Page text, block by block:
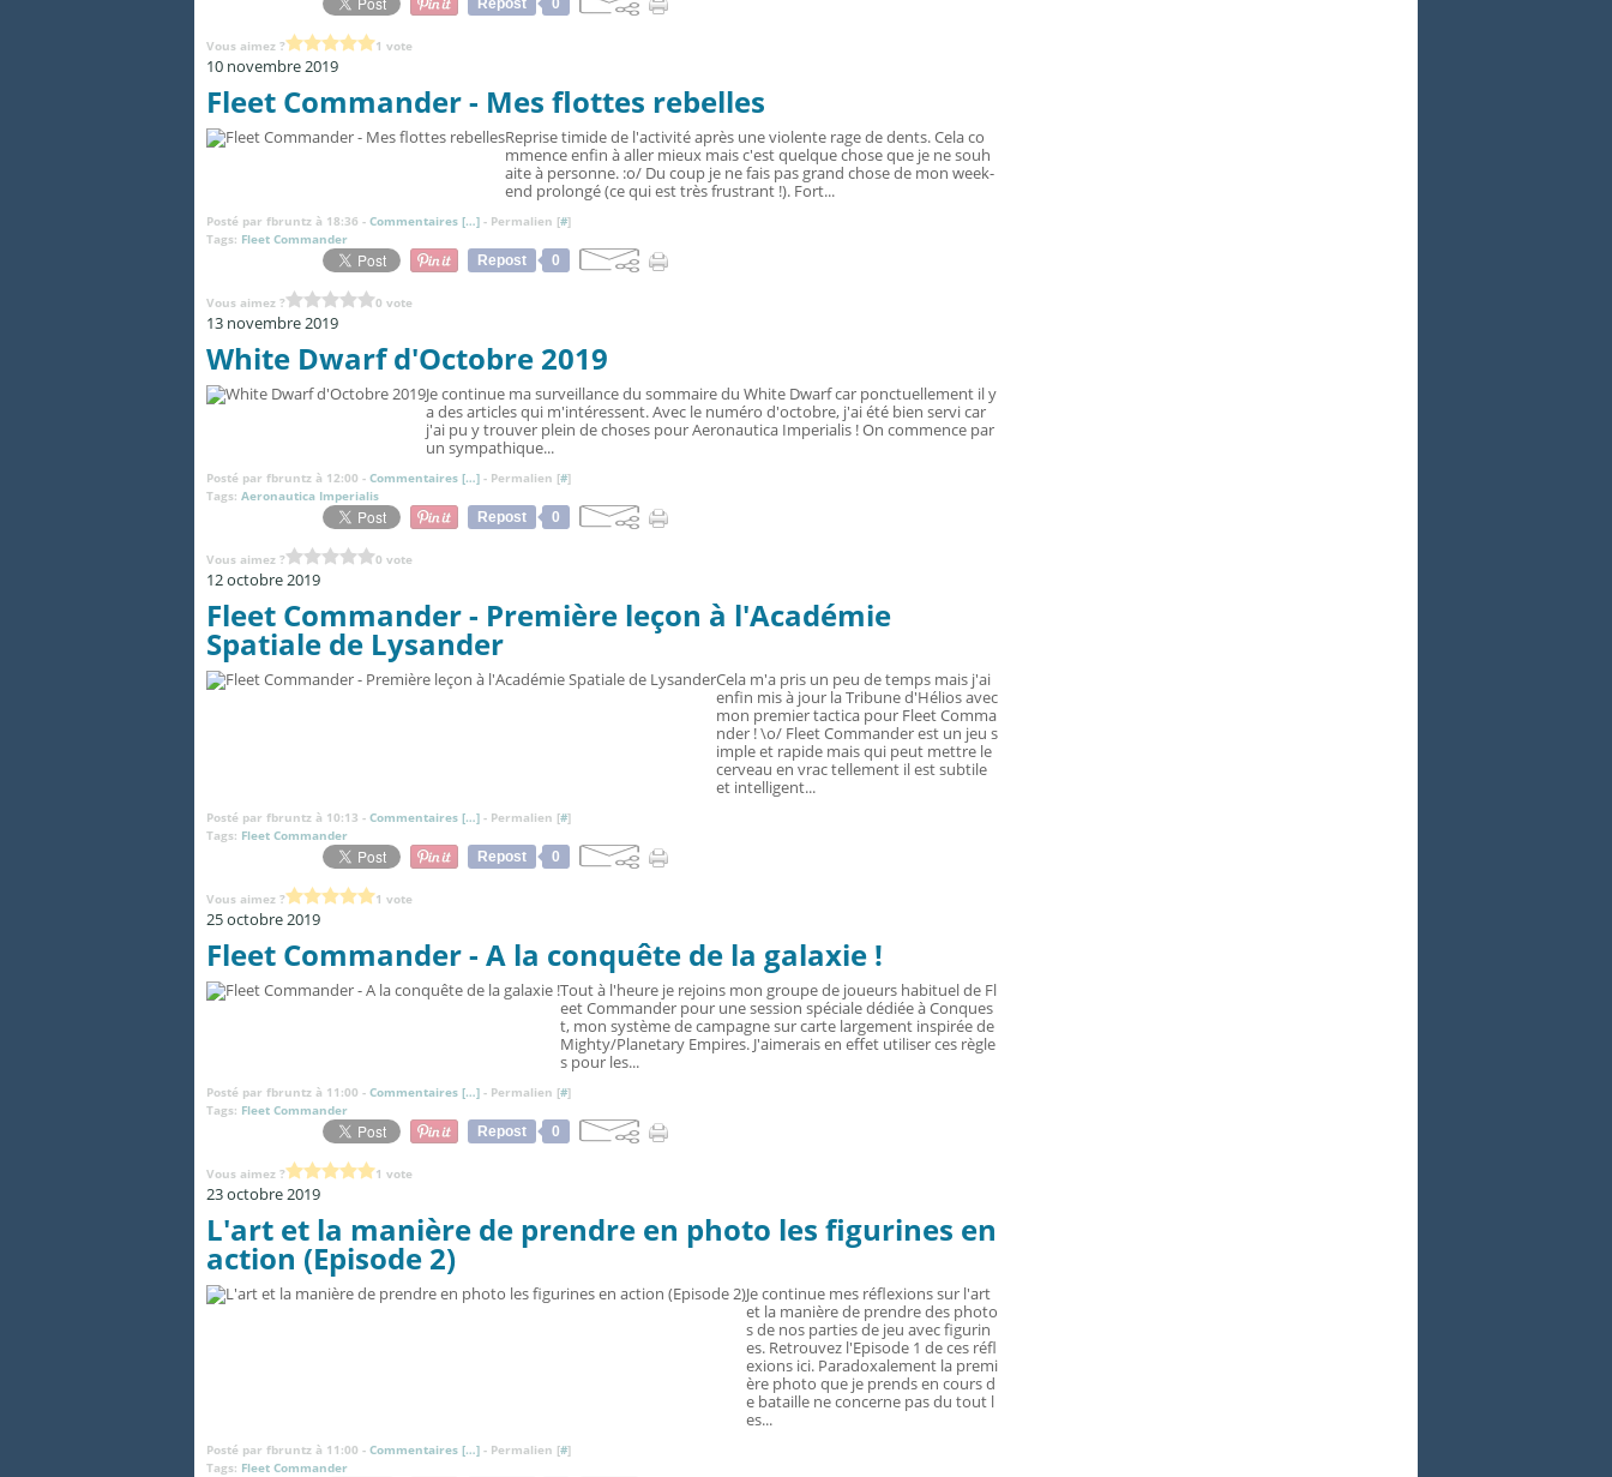
Repost
0
Vous aimez ? 1 vote
10 novembre 2019
Fleet Commander - Mes flottes rebelles
Reprise timide de l'activité après une violente rage de dents. Cela co
mmence enfin à aller mieux mais c'est quelque chose que je ne souh
aite à personne. :o/ Du coup je ne fais pas grand chose de mon week-
end prolongé (ce qui est très frustrant !). Fort...
Posté par fbruntz à 18:36 - Commentaires […] - Permalien [#]
Tags: Fleet Commander
Repost
0
Vous aimez ? 0 vote
13 novembre 2019
White Dwarf d'Octobre 2019
Je continue ma surveillance du sommaire du White Dwarf car ponctuellement il y
a des articles qui m'intéressent. Avec le numéro d'octobre, j'ai été bien servi car
j'ai pu y trouver plein de choses pour Aeronautica Imperialis ! On commence par
un sympathique...
Posté par fbruntz à 12:00 - Commentaires […] - Permalien [#]
Tags: Aeronautica Imperialis
Repost
0
Vous aimez ? 0 vote
12 octobre 2019
Fleet Commander - Première leçon à l'Académie
Spatiale de Lysander
Cela m'a pris un peu de temps mais j'ai
enfin mis à jour la Tribune d'Hélios avec
mon premier tactica pour Fleet Comma
nder ! \o/ Fleet Commander est un jeu s
imple et rapide mais qui peut mettre le
cerveau en vrac tellement il est subtile
et intelligent...
Posté par fbruntz à 10:13 - Commentaires […] - Permalien [#]
Tags: Fleet Commander
Repost
0
Vous aimez ? 1 vote
25 octobre 2019
Fleet Commander - A la conquête de la galaxie !
Tout à l'heure je rejoins mon groupe de joueurs habituel de Fl
eet Commander pour une session spéciale dédiée à Conques
t, mon système de campagne sur carte largement inspirée de
Mighty/Planetary Empires. J'aimerais en effet utiliser ces règle
s pour les...
Posté par fbruntz à 11:00 - Commentaires […] - Permalien [#]
Tags: Fleet Commander
Repost
0
Vous aimez ? 1 vote
23 octobre 2019
L'art et la manière de prendre en photo les figurines en
action (Episode 2)
Je continue mes réflexions sur l'art
et la manière de prendre des photo
s de nos parties de jeu avec figurin
es. Retrouvez l'Episode 1 de ces réfl
exions ici. Paradoxalement la premi
ère photo que je prends en cours d
e bataille ne concerne pas du tout l
es...
Posté par fbruntz à 11:00 - Commentaires […] - Permalien [#]
Tags: Fleet Commander